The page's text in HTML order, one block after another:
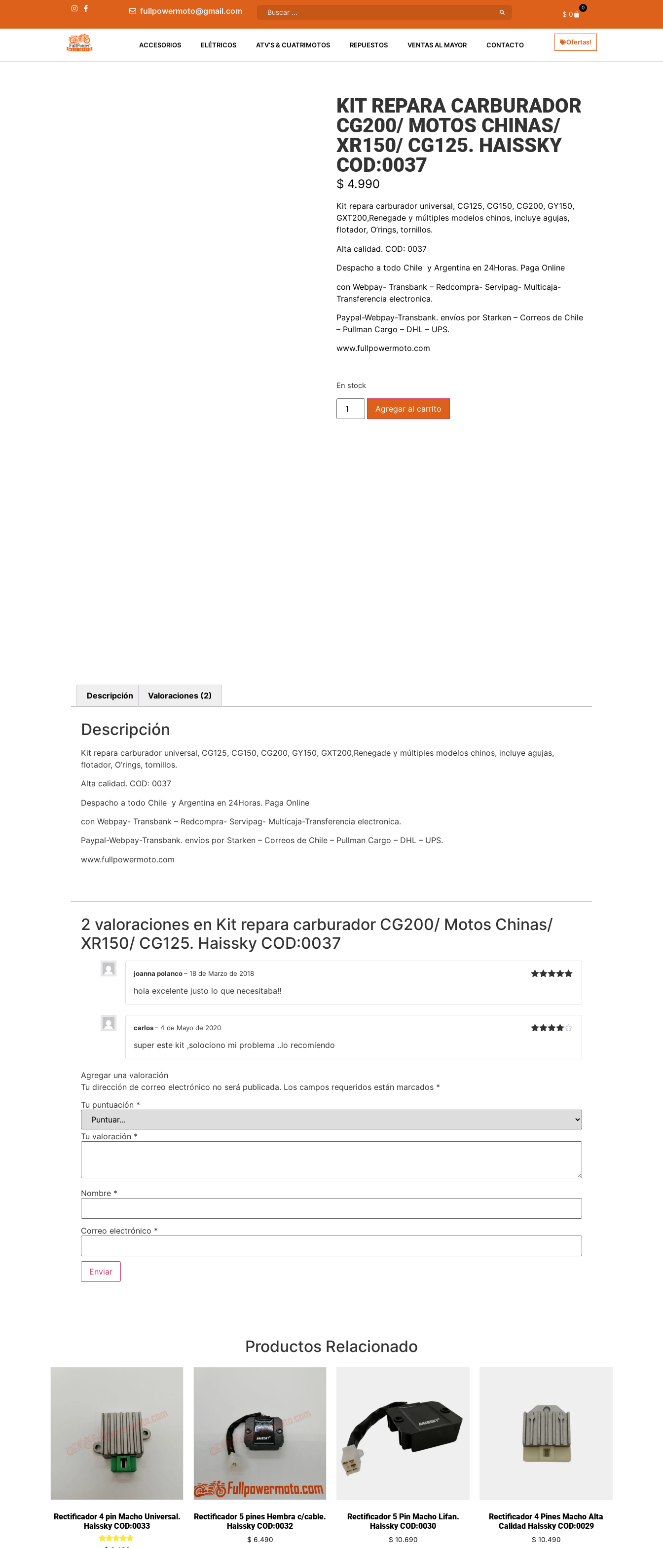
fullpowermoto@gmail.com $ 0
0
ACCESORIOS ELÉTRICOS ATV’S & CUATRIMOTOS REPUESTOS VENTAS AL MAYOR CONTACTO Ofertas!
KIT REPARA CARBURADOR
CG200/ MOTOS CHINAS/
XR150/ CG125. HAISSKY
COD:0037
$ 4.990
Kit repara carburador universal, CG125, CG150, CG200, GY150,
GXT200,Renegade y múltiples modelos chinos, incluye agujas,
flotador, O’rings, tornillos.
Alta calidad. COD: 0037
Despacho a todo Chile y Argentina en 24Horas. Paga Online
con Webpay- Transbank – Redcompra- Servipag- Multicaja-
Transferencia electronica.
Paypal-Webpay-Transbank. envíos por Starken – Correos de Chile
– Pullman Cargo – DHL – UPS.
www.fullpowermoto.com
En stock
Agregar al carrito
Descripción Valoraciones (2)
Descripción
Kit repara carburador universal, CG125, CG150, CG200, GY150, GXT200,Renegade y múltiples modelos chinos, incluye agujas,
flotador, O’rings, tornillos.
Alta calidad. COD: 0037
Despacho a todo Chile y Argentina en 24Horas. Paga Online
con Webpay- Transbank – Redcompra- Servipag- Multicaja-Transferencia electronica.
Paypal-Webpay-Transbank. envíos por Starken – Correos de Chile – Pullman Cargo – DHL – UPS.
www.fullpowermoto.com
2 valoraciones en Kit repara carburador CG200/ Motos Chinas/
XR150/ CG125. Haissky COD:0037
joanna polanco– 18 de Marzo de 2018
hola excelente justo lo que necesitaba!!
carlos– 4 de Mayo de 2020
super este kit ,solociono mi problema ..lo recomiendo
Agregar una valoración
Tu dirección de correo electrónico no será publicada. Los campos requeridos están marcados *
Tu puntuación *
Tu valoración *
Nombre *
Correo electrónico *
Productos Relacionado
Rectificador 4 pin Macho Universal.
Haissky COD:0033
Rectificador 5 pines Hembra c/cable.
Haissky COD:0032
$ 6.490
Rectificador 5 Pin Macho Lifan.
Haissky COD:0030
$ 10.690
Rectificador 4 Pines Macho Alta
Calidad Haissky COD:0029
$ 10.490